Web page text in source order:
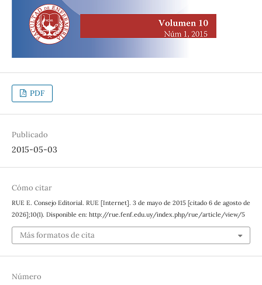
PDF
Publicado
2015-05-03
Cómo citar
RUE E. Consejo Editorial. RUE [Internet]. 3 de mayo de 2015 [citado 6 de agosto de
2026];10(1). Disponible en: http://rue.fenf.edu.uy/index.php/rue/article/view/5
Más formatos de cita
Número